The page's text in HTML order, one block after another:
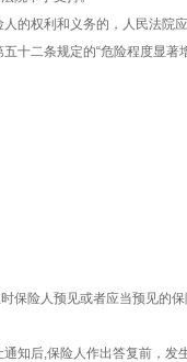
的权利和义务的，人民法院应
十二条规定的“危险程度显著
险人预见或者应当预见的保
知后,保险人作出答复前，发